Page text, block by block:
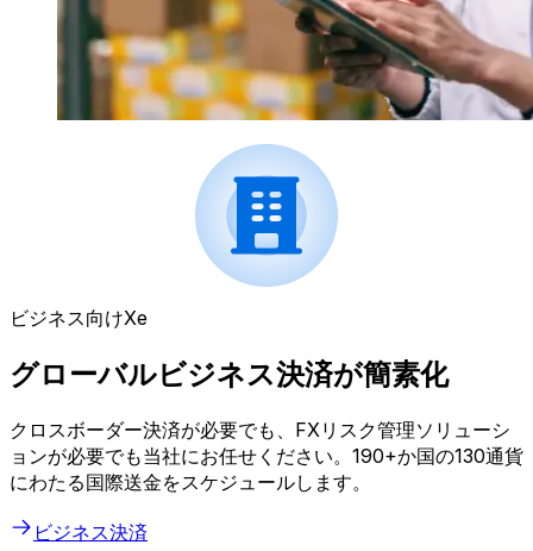
ビジネス向けXe
グローバルビジネス決済が簡素化
クロスボーダー決済が必要でも、FXリスク管理ソリューシ
ョンが必要でも当社にお任せください。190+か国の130通貨
にわたる国際送金をスケジュールします。
ビジネス決済